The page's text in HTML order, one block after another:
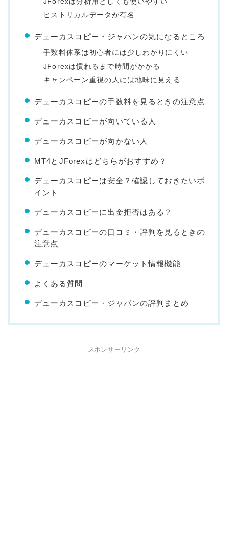
ヒストリカルデータが有名
デューカスコピー・ジャパンの気になるところ
手数料体系は初心者には少しわかりにくい
JForexは慣れるまで時間がかかる
キャンペーン重視の人には地味に見える
デューカスコピーの手数料を見るときの注意点
デューカスコピーが向いている人
デューカスコピーが向かない人
MT4とJForexはどちらがおすすめ？
デューカスコピーは安全？確認しておきたいポ
イント
デューカスコピーに出金拒否はある？
デューカスコピーの口コミ・評判を見るときの
注意点
デューカスコピーのマーケット情報機能
よくある質問
デューカスコピー・ジャパンの評判まとめ
スポンサーリンク